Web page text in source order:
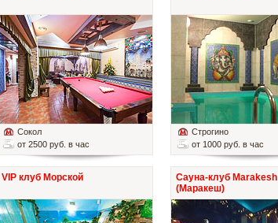
Сокол
от 2500 руб. в час
Строгино
от 1000 руб. в час
VIP клуб Морской
Сауна-клуб Marakesh
(Маракеш)